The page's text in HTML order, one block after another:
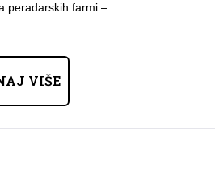
peradarskih farmi –
VIŠE